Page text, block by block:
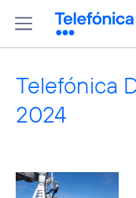
Telefónica
2024